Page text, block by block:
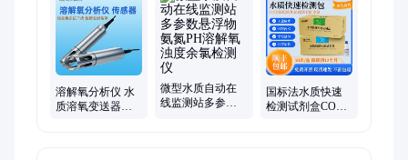
检测仪、电导率检测仪、水质快速检测试剂盒、真菌毒素检测
仪、车用尿素检测仪、水质传感器电极探头、浮游菌采样器、浮
标水质监测系统、二次供水水质检测仪、水产养殖检测仪、尘埃
粒子计数器、生物毒性检测仪、COD传感器、ph电极、电磁流量
计、BOD检测仪、地下管网水质检测仪、氮吹仪、风量仪风量罩
溶解氧分析仪 水
质溶氧变送器电
微型水质自动在
线监测站多参数
国标法水质快速
检测试剂盒COD